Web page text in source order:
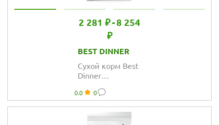
2 281 ₽-8 254
₽
BEST DINNER
Сухой корм Best
Dinner
Small & Mini для
собак мелких
пород, ягнёнок и
0.0 0